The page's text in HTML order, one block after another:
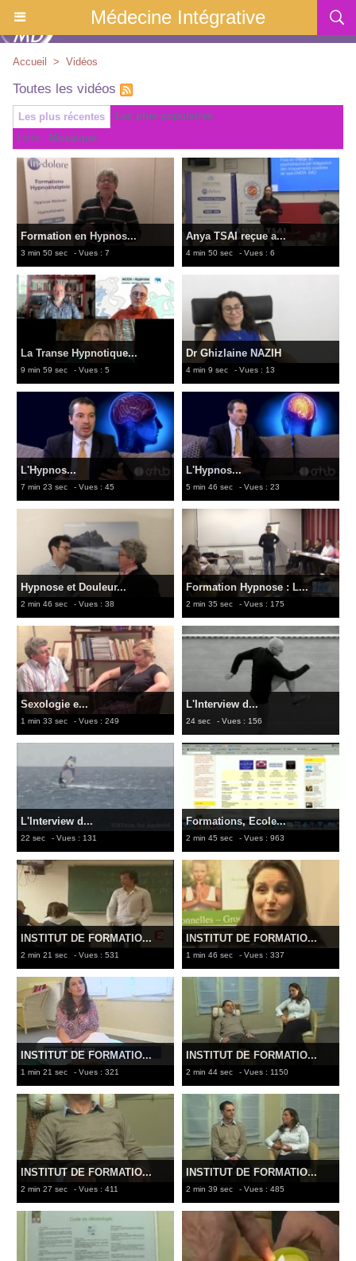
Médecine Intégrative
Accueil > Vidéos
Toutes les vidéos
Les plus récentes
Les plus populaires
Liste
Mosaique
Formation en Hypnos...
3 min 50 sec - Vues : 7
Anya TSAI reçue a...
4 min 50 sec - Vues : 6
La Transe Hypnotique...
9 min 59 sec - Vues : 5
Dr Ghizlaine NAZIH
4 min 9 sec - Vues : 13
L'Hypnos...
7 min 23 sec - Vues : 45
L'Hypnos...
5 min 46 sec - Vues : 23
Hypnose et Douleur...
2 min 46 sec - Vues : 38
Formation Hypnose : L...
2 min 35 sec - Vues : 175
Sexologie e...
1 min 33 sec - Vues : 249
L'Interview d...
24 sec - Vues : 156
L'Interview d...
22 sec - Vues : 131
Formations, Ecole...
2 min 45 sec - Vues : 963
INSTITUT DE FORMATIO...
2 min 21 sec - Vues : 531
INSTITUT DE FORMATIO...
1 min 46 sec - Vues : 337
INSTITUT DE FORMATIO...
1 min 21 sec - Vues : 321
INSTITUT DE FORMATIO...
2 min 44 sec - Vues : 1150
INSTITUT DE FORMATIO...
2 min 27 sec - Vues : 411
INSTITUT DE FORMATIO...
2 min 39 sec - Vues : 485